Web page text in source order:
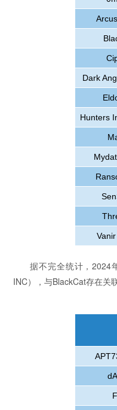
Dark
Hunters
据不完全统计，2024
INC），与BlackCat存在关